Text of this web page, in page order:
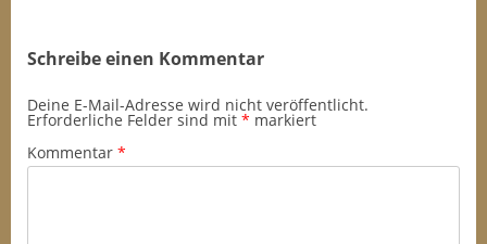
Schreibe einen Kommentar
Deine E-Mail-Adresse wird nicht veröffentlicht.
Erforderliche Felder sind mit * markiert
Kommentar *